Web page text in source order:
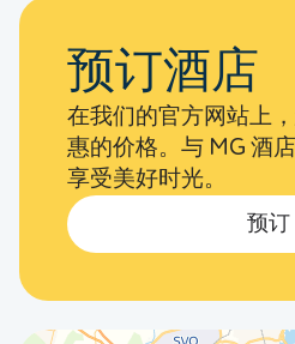
预订酒店
在我们的官方网站上
惠的价格。与 MG 酒
享受美好时光。
预订